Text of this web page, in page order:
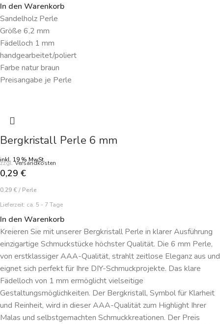
In den Warenkorb
Sandelholz Perle
Größe 6,2 mm
Fädelloch 1 mm
handgearbeitet/poliert
Farbe natur braun
Preisangabe je Perle
Bergkristall Perle 6 mm
inkl. 19 % MwSt.
zzgl.Versandkosten
0,29 €
0,29 € / Perle
Lieferzeit: ca. 5 - 7 Tage
In den Warenkorb
Kreieren Sie mit unserer Bergkristall Perle in klarer Ausführung
einzigartige Schmuckstücke höchster Qualität. Die 6 mm Perle,
von erstklassiger AAA-Qualität, strahlt zeitlose Eleganz aus und
eignet sich perfekt für Ihre DIY-Schmuckprojekte. Das klare
Fädelloch von 1 mm ermöglicht vielseitige
Gestaltungsmöglichkeiten. Der Bergkristall, Symbol für Klarheit
und Reinheit, wird in dieser AAA-Qualität zum Highlight Ihrer
Malas und selbstgemachten Schmuckkreationen. Der Preis